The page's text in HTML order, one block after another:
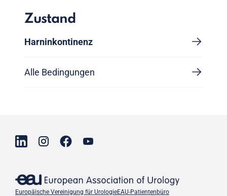
Zustand
Harninkontinenz
Alle Bedingungen
Europäische Vereinigung für UrologieEAU-Patientenbüro